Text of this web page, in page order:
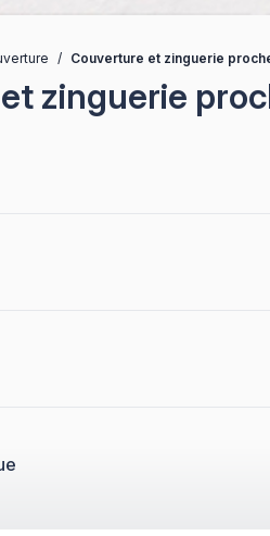
/ Couverture et zinguerie
zinguerie